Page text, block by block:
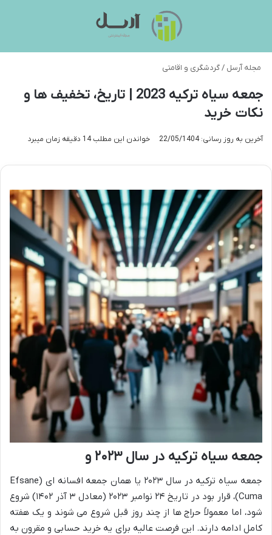
مجله آرسل /گردشگری و اقامتی
جمعه سیاه ترکیه 2023 | تاریخ، تخفیف ها و
نکات خرید
آخرین به روز رسانی: 22/05/1404 خواندن این مطلب 14 دقیقه زمان میبرد
جمعه سیاه ترکیه در سال ۲۰۲۳ و
جمعه سیاه ترکیه در سال ۲۰۲۳ یا همان جمعه افسانه ای (Efsane
Cuma)، قرار بود در تاریخ ۲۴ نوامبر ۲۰۲۳ (معادل ۳ آذر ۱۴۰۲) شروع
شود، اما معمولاً حراج ها از چند روز قبل شروع می شوند و یک هفته
کامل ادامه دارند. این فرصت عالیه برای یه خرید حسابی و مقرون به